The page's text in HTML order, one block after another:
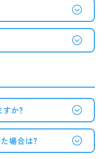
か？
場合は？